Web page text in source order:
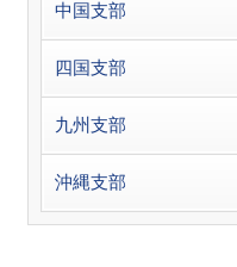
中国支部
四国支部
九州支部
沖縄支部